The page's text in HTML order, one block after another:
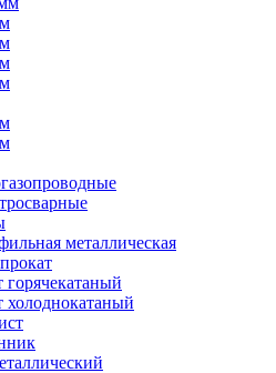
металлическая
горячекатаный
холоднокатаный